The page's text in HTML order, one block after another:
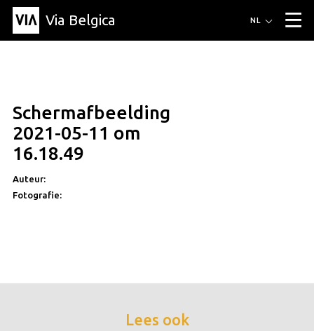
Via Belgica ▼
Artikel
Educatie
Recept
Vrienden
Over Via Belgica
NL
Schermafbeelding
2021-05-11 om
16.18.49
Auteur:
Fotografie:
Lees ook